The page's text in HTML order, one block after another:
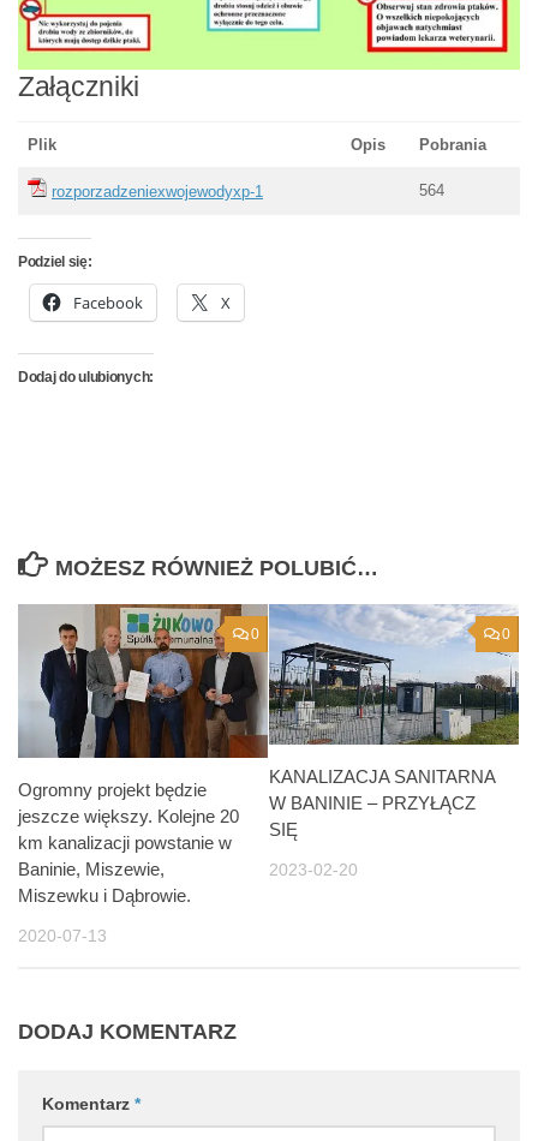
Załączniki
Plik Opis Pobrania
rozporzadzeniexwojewodyxp-1 564
Podziel się:
Facebook X
Dodaj do ulubionych:
MOŻESZ RÓWNIEŻ POLUBIĆ…
0
Ogromny projekt będzie
jeszcze większy. Kolejne 20
km kanalizacji powstanie w
Baninie, Miszewie,
Miszewku i Dąbrowie.
2020-07-13
0
KANALIZACJA SANITARNA
W BANINIE – PRZYŁĄCZ
SIĘ
2023-02-20
DODAJ KOMENTARZ
Komentarz *